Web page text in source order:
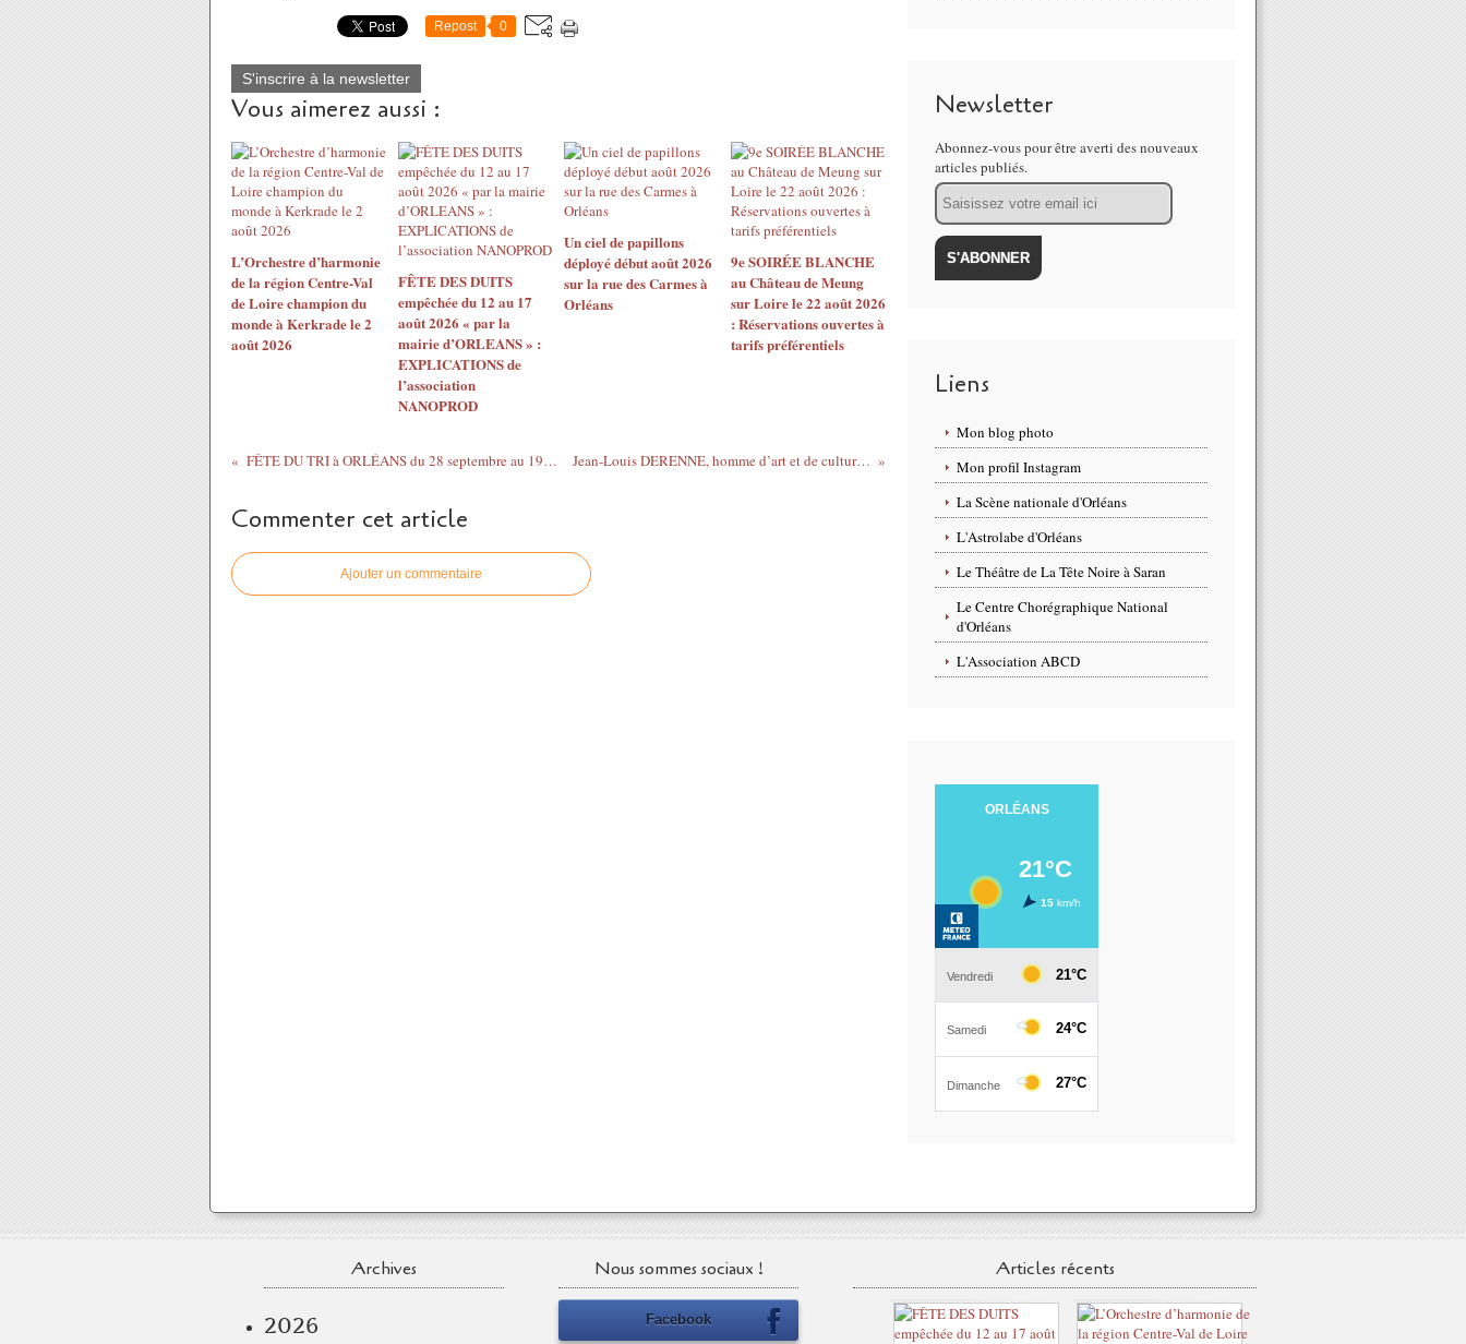
Repost 0
S'inscrire à la newsletter
Vous aimerez aussi :
L’Orchestre d’harmonie
de la région Centre-Val
de Loire champion du
monde à Kerkrade le 2
août 2026
FÊTE DES DUITS
empêchée du 12 au 17
août 2026 « par la
mairie d’ORLEANS » :
EXPLICATIONS de
l’association
NANOPROD
Un ciel de papillons
déployé début août 2026
sur la rue des Carmes à
Orléans
9e SOIRÉE BLANCHE
au Château de Meung
sur Loire le 22 août 2026
: Réservations ouvertes à
tarifs préférentiels
FÊTE DU TRI à ORLÉANS du 28 septembre au 19 octobre 2019 - Au profit de l’association des Chiens Guides d’Orléans Jean-Louis DERENNE, homme d’art et de culture, Président de l’association O’JAZZ s'est éteint le 11 juillet dernier.
Commenter cet article
Ajouter un commentaire
Newsletter
Abonnez-vous pour être averti des nouveaux
articles publiés.
Email
Liens
Mon blog photo
Mon profil Instagram
La Scène nationale d'Orléans
L'Astrolabe d'Orléans
Le Théâtre de La Tête Noire à Saran
Le Centre Chorégraphique National
d'Orléans
L'Association ABCD
Archives
2026
Nous sommes sociaux !
Facebook
Articles récents